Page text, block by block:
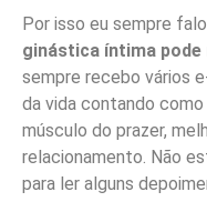
Por isso eu sempre
ginástica íntima pode
sempre recebo vários
da vida contando
músculo do prazer,
relacionamento. Não
para ler alguns